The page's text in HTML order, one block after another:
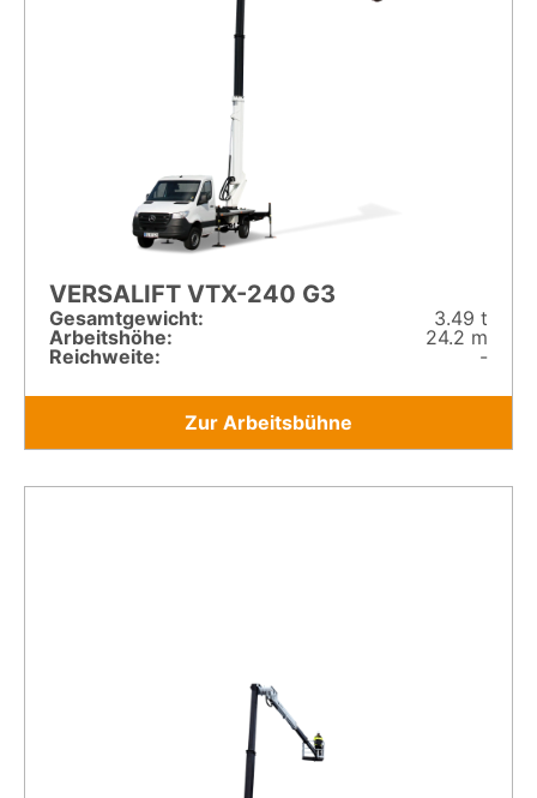
VERSALIFT VTX-240 G3
Gesamt­gewicht:
3.49 t
Arbeitshöhe:
24.2 m
Reichweite:
-
Zur Arbeitsbühne